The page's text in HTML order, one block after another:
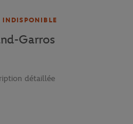
INDISPONIBLE
Garros
détaillée